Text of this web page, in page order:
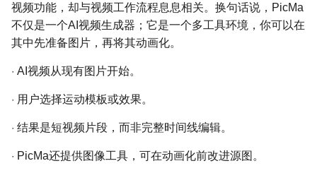
视频功能，却与视频工作流程息息相关。换句话说，PicMa
不仅是一个AI视频生成器；它是一个多工具环境，你可以在
其中先准备图片，再将其动画化。
· AI视频从现有图片开始。
· 用户选择运动模板或效果。
· 结果是短视频片段，而非完整时间线编辑。
· PicMa还提供图像工具，可在动画化前改进源图。